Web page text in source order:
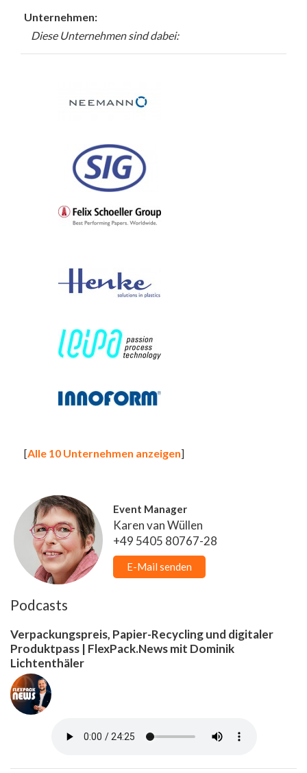
Unternehmen:
Diese Unternehmen sind dabei:
[Alle 10 Unternehmen anzeigen]
Event Manager
Karen van Wüllen
+49 5405 80767-28
E-Mail senden
Podcasts
Verpackungspreis, Papier-Recycling und digitaler
Produktpass | FlexPack.News mit Dominik
Lichtenthäler